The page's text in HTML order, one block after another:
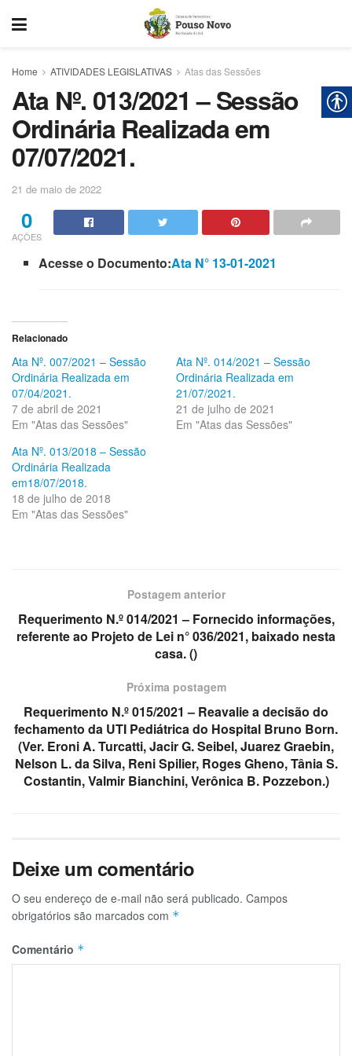
Home ATIVIDADES LEGISLATIVAS Atas das Sessões
Ata Nº. 013/2021 – Sessão
Ordinária Realizada em
07/07/2021.
21 de maio de 2022
0
AÇÕES
Acesse o Documento:Ata N° 13-01-2021
Relacionado
Ata Nº. 007/2021 – Sessão
Ordinária Realizada em
07/04/2021.
7 de abril de 2021
Em "Atas das Sessões"
Ata Nº. 014/2021 – Sessão
Ordinária Realizada em
21/07/2021.
21 de julho de 2021
Em "Atas das Sessões"
Ata Nº. 013/2018 – Sessão
Ordinária Realizada
em18/07/2018.
18 de julho de 2018
Em "Atas das Sessões"
Postagem anterior
Requerimento N.º 014/2021 – Fornecido informações,
referente ao Projeto de Lei n° 036/2021, baixado nesta
casa. ()
Próxima postagem
Requerimento N.º 015/2021 – Reavalie a decisão do
fechamento da UTI Pediátrica do Hospital Bruno Born.
(Ver. Eroni A. Turcatti, Jacir G. Seibel, Juarez Graebin,
Nelson L. da Silva, Reni Spilier, Roges Gheno, Tânia S.
Costantin, Valmir Bianchini, Verônica B. Pozzebon.)
Deixe um comentário
O seu endereço de e-mail não será publicado. Campos
obrigatórios são marcados com *
Comentário *